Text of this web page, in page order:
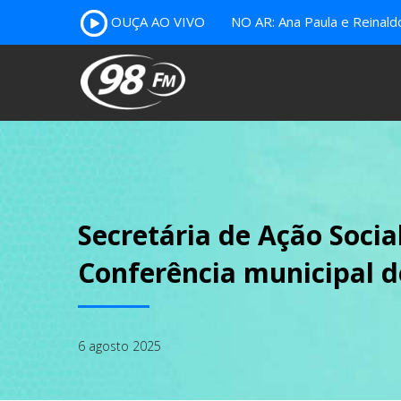
OUÇA AO VIVO NO AR: Ana Paula e
Secretária de Ação
Conferência municipal
6 agosto 2025